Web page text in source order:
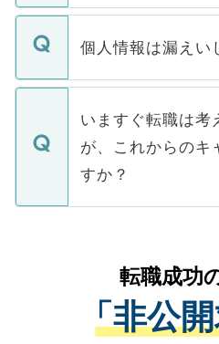
ません。
■応募殺到を避ける
関を公にしてしまう
に、医療機関が求め
みを人材紹介会社に
ています。
転職・入職を強要す
ん。また、仮に応募
定を承諾する必要は
の辞退の連絡はキャ
個人情報は漏えい
個人情報が漏えいす
で、ご安心ください
などで収集したご登
ご本人のキャリアア
支援を目的に使用い
ているすべての個人
は、個人情報の取り
管理基準を満たした
る、プライバシーマ
いますぐ転職は考
が、これからのキ
すか？
かがいして、現在の
経験をまじえながら
させていただきます
ない方には、長期的
転職成功
「非公